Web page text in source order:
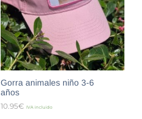
Gorra animales niño 3-6
años
10.95€ IVA incluido